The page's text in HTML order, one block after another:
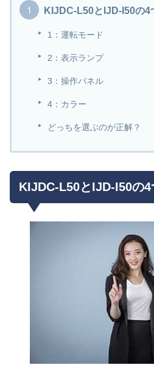
KIJDC-L50とIJD-I50の4
1：運転モード
2：表示ランプ
3：操作パネル
4：カラー
どっちを選ぶのが正解？
KIJDC-L50とIJD-I50の4